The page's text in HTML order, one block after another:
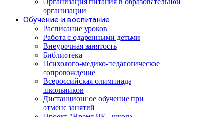
Организация питания в образовательной
организации
Обучение и воспитание
Расписание уроков
Работа с одаренными детьми
Внеурочная занятость
Библиотека
Психолого-медико-педагогическое
сопровождение
Всероссийская олимпиада
школьников
Дистанционное обучение при
отмене занятий